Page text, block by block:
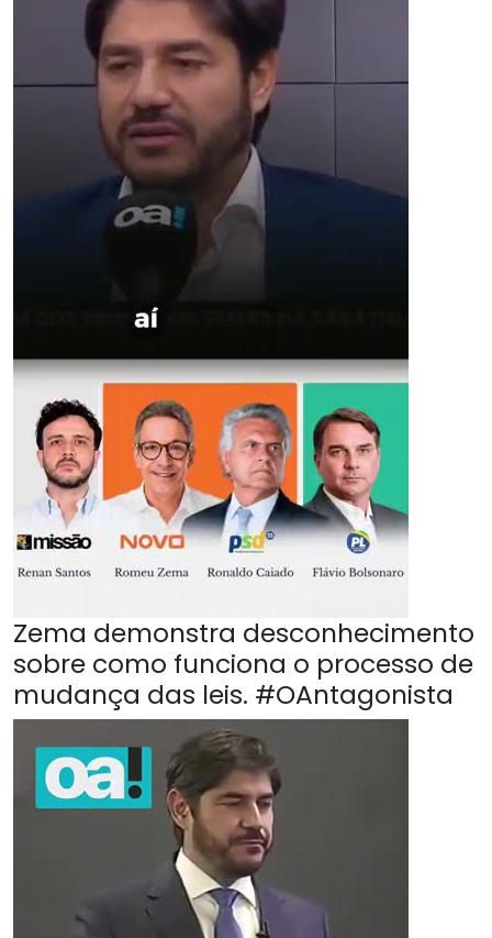
Zema demonstra desconhecimento
sobre como funciona o processo de
mudança das leis. #OAntagonista